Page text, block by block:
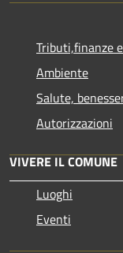
Tributi,finanze
Ambiente
Salute,
Autorizzazioni
VIVERE IL COMUNE
Luoghi
Eventi